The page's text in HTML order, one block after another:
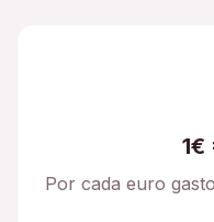
1€
Por cada euro